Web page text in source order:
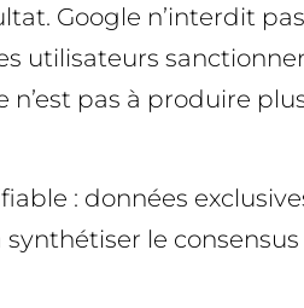
Google n’interdit
utilisateurs
pas à produire
: données
le consensus